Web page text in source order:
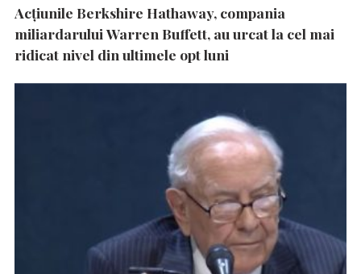
Acțiunile Berkshire Hathaway, compania
miliardarului Warren Buffett, au urcat la cel mai
ridicat nivel din ultimele opt luni